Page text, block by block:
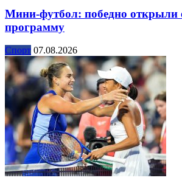
Мини-футбол: победно открыли
программу
Спорт 07.08.2026